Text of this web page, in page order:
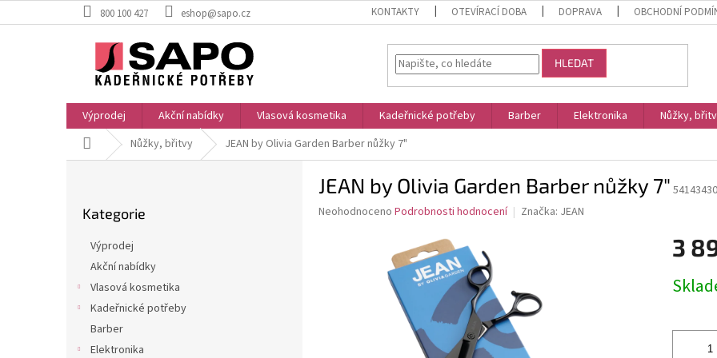
na
800 100 427 eshop@sapo.cz KONTAKTY OTEVÍRACÍ DOBA DOPRAVA OBCHODNÍ
HLEDAT
Výprodej Akční nabídky Vlasová kosmetika Kadeřnické potřeby Barber Elektronika Nůžky,
Domů Nůžky, břitvy JEAN by Olivia Garden Barber nůžky 7"
kategorie
Kategorie
Výprodej
Akční nabídky
Vlasová kosmetika
Kadeřnické potřeby
Barber
Elektronika
JEAN by Olivia Garden Barber nůžky 7"
Průměrné
Neohodnoceno Podrobnosti hodnocení Značka: JEAN
3
cena: